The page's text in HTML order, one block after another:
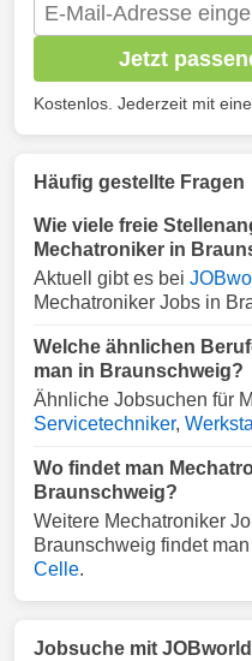
Jetzt
Kostenlos. Jederzeit mit
Häufig gestellte Fragen
Wie viele freie
Mechatroniker in
Aktuell gibt es bei
Mechatroniker Jobs in
Welche ähnlichen
man in Braunschweig?
Ähnliche Jobsuchen für
Servicetechniker,
Wo findet man
Braunschweig?
Weitere Mechatroniker
Braunschweig findet
Celle.
Jobsuche mit JOBworld